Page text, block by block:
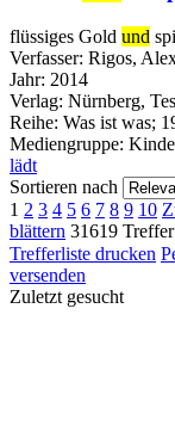
flüssiges Gold und
Verfasser: Rigos,
Jahr: 2014
Verlag: Nürnberg,
Reihe: Was ist was;
Mediengruppe:
lädt
Sortieren nach
1 2 3 4 5 6 7 8 9 10
blättern 31619 Treffer
Trefferliste drucken
versenden
Zuletzt gesucht